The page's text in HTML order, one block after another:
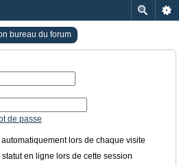
bureau du forum
de passe
automatiquement lors de chaque visite
statut en ligne lors de cette session